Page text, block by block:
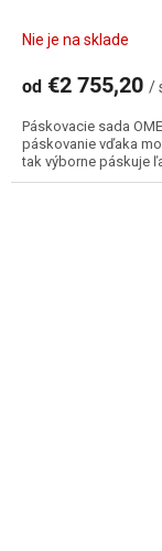
Nie je na sklade
od €2 755,20 /
Páskovacie sada
páskovanie vďaka
tak výborne páskuje